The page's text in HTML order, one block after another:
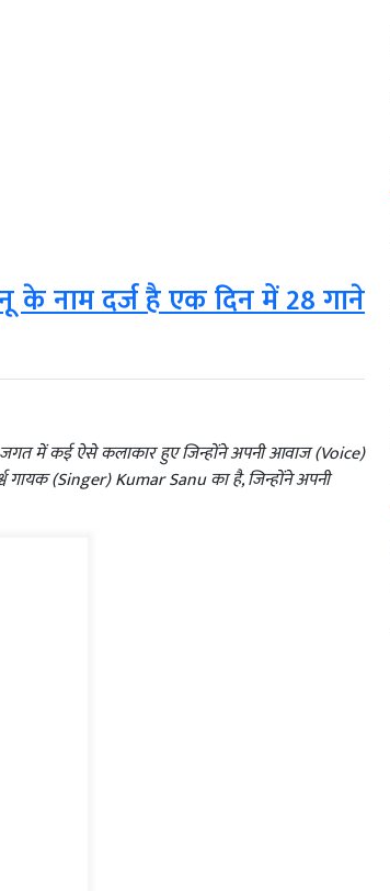
के नाम दर्ज है एक दिन में 28 गाने
में कई ऐसे कलाकार हुए जिन्होंने अपनी आवाज (Voice)
गायक (Singer) Kumar Sanu का है, जिन्होंने अपनी